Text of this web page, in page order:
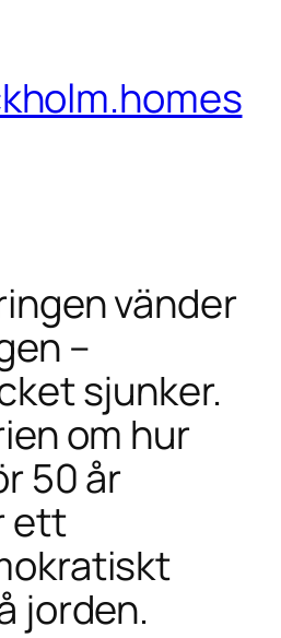
vänder
–
sjunker.
om hur
50 år
ett
jorden.